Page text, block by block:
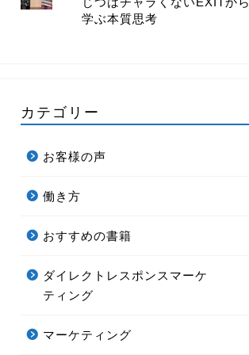
学ぶ本質思考
カテゴリー
お客様の声
働き方
おすすめの書籍
ダイレクトレスポンスマーケ
ティング
マーケティング